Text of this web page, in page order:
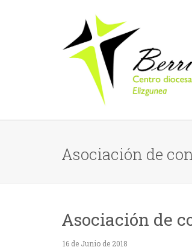
Asociación de
Asociación de
16 de Junio de 2018